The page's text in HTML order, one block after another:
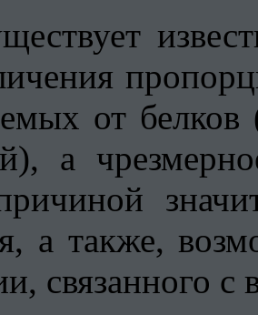
от
а
а также,
связанного